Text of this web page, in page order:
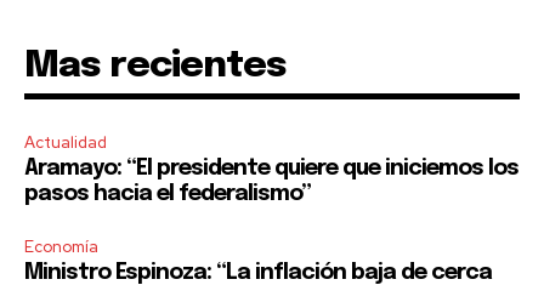
Mas recientes
Actualidad
Aramayo: “El presidente quiere que iniciemos los
pasos hacia el federalismo”
Economía
Ministro Espinoza: “La inflación baja de cerca